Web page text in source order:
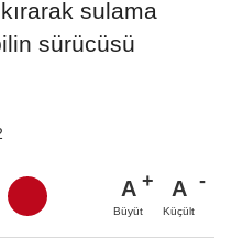
sulama
sürücüsü
A
Büyüt
A
Küçült